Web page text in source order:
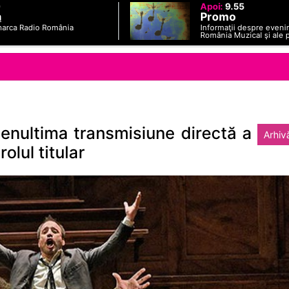
Radio România
Apoi: 9.55
Promo
Informaţii despre
România Muzical şi ale
transmisiune directă a
titular